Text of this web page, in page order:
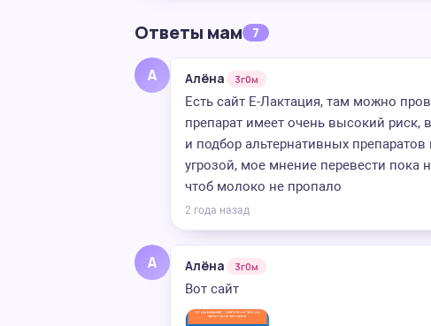
Ответы мам 7
А Алёна 3г0м
Есть сайт Е-Лактация, там можно
препарат имеет очень высокий риск,
и подбор альтернативных
угрозой, мое мнение перевести пока
чтоб молоко не пропало
2 года назад
А Алёна 3г0м
Вот сайт